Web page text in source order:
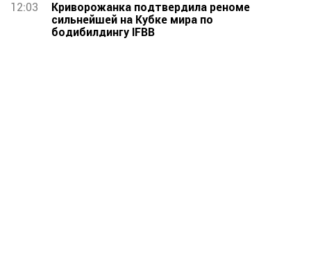
12:03
Криворожанка подтвердила реноме
сильнейшей на Кубке мира по
бодибилдингу IFBB